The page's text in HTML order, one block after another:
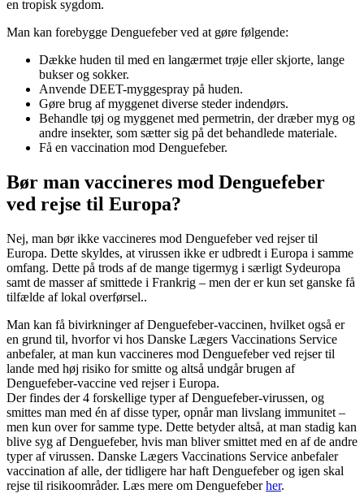
en tropisk sygdom.
Man kan forebygge Denguefeber ved at gøre følgende:
Dække huden til med en langærmet trøje eller skjorte, lange
bukser og sokker.
Anvende DEET-myggespray på huden.
Gøre brug af myggenet diverse steder indendørs.
Behandle tøj og myggenet med permetrin, der dræber myg og
andre insekter, som sætter sig på det behandlede materiale.
Få en vaccination mod Denguefeber.
Bør man vaccineres mod Denguefeber
ved rejse til Europa?
Nej, man bør ikke vaccineres mod Denguefeber ved rejser til
Europa. Dette skyldes, at virussen ikke er udbredt i Europa i samme
omfang. Dette på trods af de mange tigermyg i særligt Sydeuropa
samt de masser af smittede i Frankrig – men der er kun set ganske få
tilfælde af lokal overførsel..
Man kan få bivirkninger af Denguefeber-vaccinen, hvilket også er
en grund til, hvorfor vi hos Danske Lægers Vaccinations Service
anbefaler, at man kun vaccineres mod Denguefeber ved rejser til
lande med høj risiko for smitte og altså undgår brugen af
Denguefeber-vaccine ved rejser i Europa.
Der findes der 4 forskellige typer af Denguefeber-virussen, og
smittes man med én af disse typer, opnår man livslang immunitet –
men kun over for samme type. Dette betyder altså, at man stadig kan
blive syg af Denguefeber, hvis man bliver smittet med en af de andre
typer af virussen. Danske Lægers Vaccinations Service anbefaler
vaccination af alle, der tidligere har haft Denguefeber og igen skal
rejse til risikoområder. Læs mere om Denguefeberher.